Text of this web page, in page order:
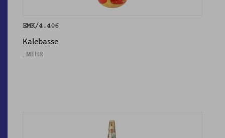
EMK/4.406
Kalebasse
_MEHR